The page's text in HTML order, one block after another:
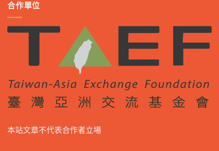
合作單位
本站文章不代表合作者立場